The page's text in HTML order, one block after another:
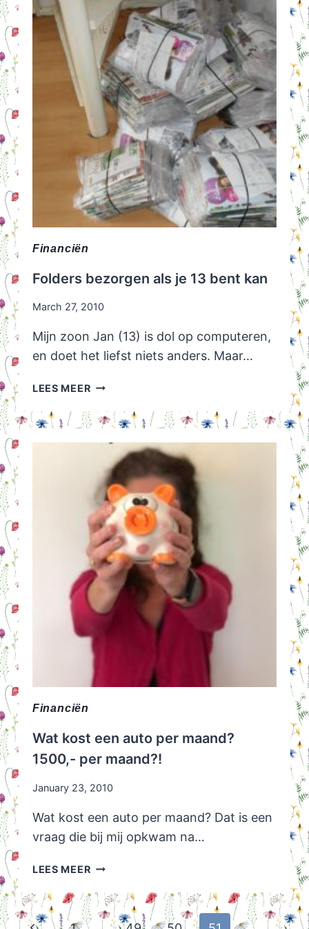
Financiën
Folders bezorgen als je 13 bent kan
March 27, 2010
Mijn zoon Jan (13) is dol op computeren,
en doet het liefst niets anders. Maar…
LEES MEERFOLDERS
ALS
BENT
KAN
Financiën
Wat kost een auto per maand?
1500,- per maand?!
January 23, 2010
Wat kost een auto per maand? Dat is een
vraag die bij mij opkwam na…
LEES MEERWAT
EEN
AUTO
Page